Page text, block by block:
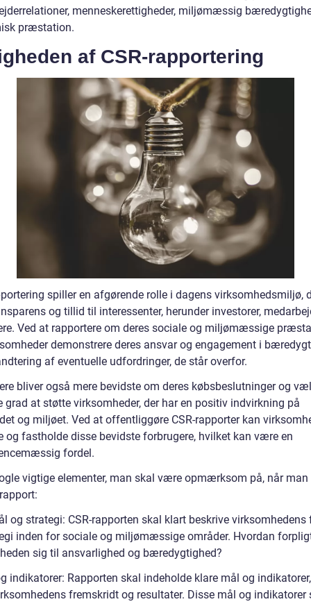
menneskerettigheder, miljømæssig
præstation.
af CSR-rapportering
spiller en afgørende rolle i dagens virksomhedsmiljø,
og tillid til interessenter, herunder investorer,
Ved at rapportere om deres sociale og miljømæssige
demonstrere deres ansvar og engagement i
af eventuelle udfordringer, de står overfor.
bliver også mere bevidste om deres købsbeslutninger og
grad at støtte virksomheder, der har en positiv indvirkning på
og miljøet. Ved at offentliggøre CSR-rapporter kan
fastholde disse bevidste forbrugere, hvilket kan være en
fordel.
vigtige elementer, man skal være opmærksom på, når
og strategi: CSR-rapporten skal klart beskrive virksomhedens
inden for sociale og miljømæssige områder. Hvordan
sig til ansvarlighed og bæredygtighed?
indikatorer: Rapporten skal indeholde klare mål og
fremskridt og resultater. Disse mål og indikatorer